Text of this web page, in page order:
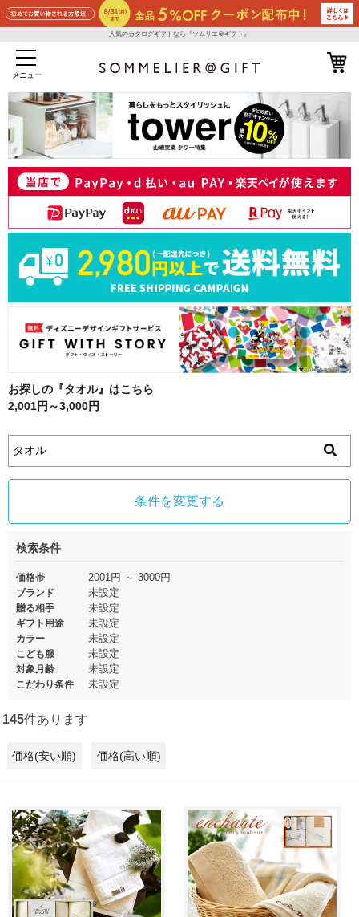
人気のカタログギフトなら『ソムリエ＠ギフト』
メニュー
お探しの『タオル』はこちら
2,001円～3,000円
条件を変更する
検索条件
価格帯 2001円 ～ 3000円
ブランド 未設定
贈る相手 未設定
ギフト用途 未設定
カラー 未設定
こども服 未設定
対象月齢 未設定
こだわり条件 未設定
145件あります
価格(安い順) 価格(高い順)